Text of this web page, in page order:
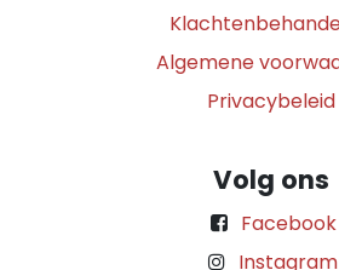
Algemene
Privacybeleid
Volg ons
Facebook
Instagram